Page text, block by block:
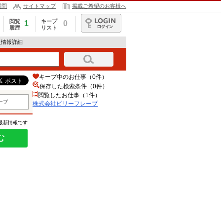
問 サイトマップ 掲載ご希望のお客様へ
閲覧
履歴
1
キープ
リスト
0
ログイン
報詳細
プ
新情報です
キープ中のお仕事（0件）
保存した検索条件（0件）
閲覧したお仕事（1件）
株式会社ビリーフレーブ